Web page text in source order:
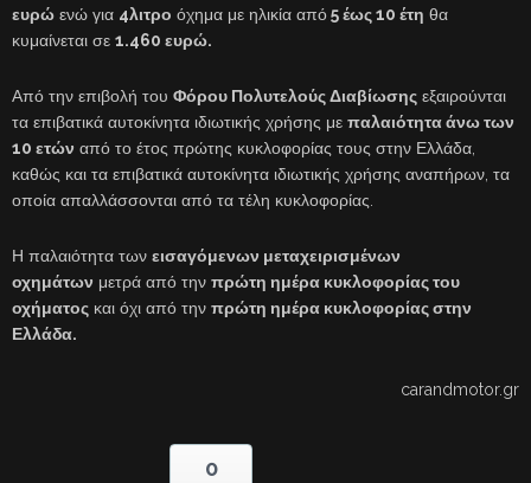
ευρώ ενώ για 4λιτρο όχημα με ηλικία από5 έως 10 έτη θα
κυμαίνεται σε 1.460 ευρώ.
Από την επιβολή του Φόρου Πολυτελούς Διαβίωσης εξαιρούνται
τα επιβατικά αυτοκίνητα ιδιωτικής χρήσης με παλαιότητα άνω των
10 ετών από το έτος πρώτης κυκλοφορίας τους στην Ελλάδα,
καθώς και τα επιβατικά αυτοκίνητα ιδιωτικής χρήσης αναπήρων, τα
οποία απαλλάσσονται από τα τέλη κυκλοφορίας.
Η παλαιότητα των εισαγόμενων μεταχειρισμένων
οχημάτων μετρά από την πρώτη ημέρα κυκλοφορίας του
οχήματος και όχι από την πρώτη ημέρα κυκλοφορίας στην
Ελλάδα.
carandmotor.gr
0